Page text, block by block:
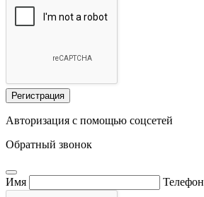
Регистрация
Авторизация с помощью соцсетей
Обратный звонок
Имя Телефон